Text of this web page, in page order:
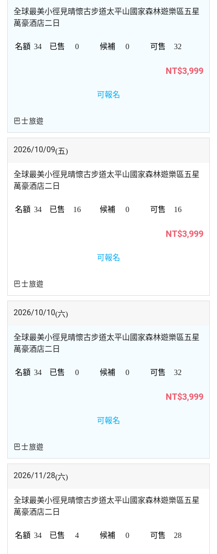
全球最美小徑見晴懷古步道太平山國家森林遊樂區五星
萬豪酒店二日
34 0 0 32
NT$3,999
可報名
巴士旅遊
2026/10/09(五)
全球最美小徑見晴懷古步道太平山國家森林遊樂區五星
萬豪酒店二日
34 16 0 16
NT$3,999
可報名
巴士旅遊
2026/10/10(六)
全球最美小徑見晴懷古步道太平山國家森林遊樂區五星
萬豪酒店二日
34 0 0 32
NT$3,999
可報名
巴士旅遊
2026/11/28(六)
全球最美小徑見晴懷古步道太平山國家森林遊樂區五星
萬豪酒店二日
34 4 0 28